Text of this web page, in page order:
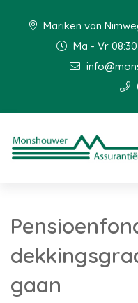
Mariken van
Ma - Vr
gaan